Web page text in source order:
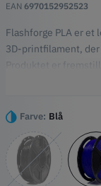
EAN 6970152952523
Flashforge PLA er
3D-printfilament,
Produktet er
forbedret
Højdepunkter
Let at udskrive
Pålidelig
Sikker
Farve: Blå